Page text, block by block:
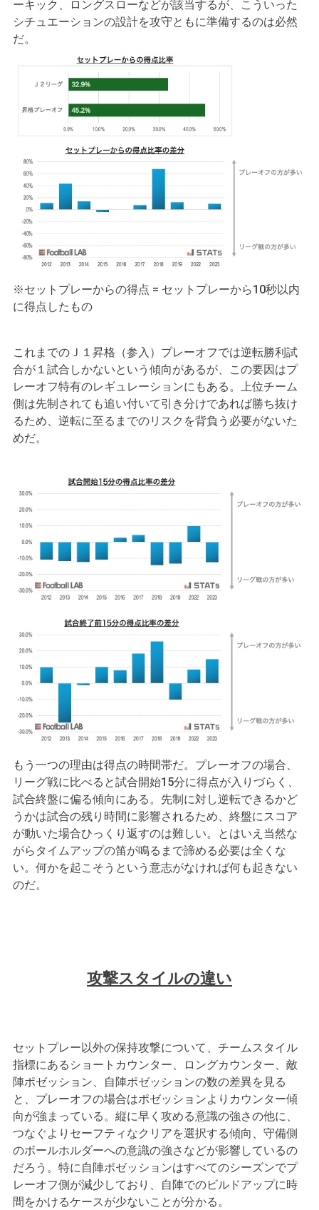
ーキック、ロングスローなどが該当するが、こういった
シチュエーションの設計を攻守ともに準備するのは必然
だ。
※セットプレーからの得点 = セットプレーから10秒以内
に得点したもの
これまでのＪ１昇格（参入）プレーオフでは逆転勝利試
合が１試合しかないという傾向があるが、この要因はプ
レーオフ特有のレギュレーションにもある。上位チーム
側は先制されても追い付いて引き分けであれば勝ち抜け
るため、逆転に至るまでのリスクを背負う必要がないた
めだ。
もう一つの理由は得点の時間帯だ。プレーオフの場合、
リーグ戦に比べると試合開始15分に得点が入りづらく、
試合終盤に偏る傾向にある。先制に対し逆転できるかど
うかは試合の残り時間に影響されるため、終盤にスコア
が動いた場合ひっくり返すのは難しい。とはいえ当然な
がらタイムアップの笛が鳴るまで諦める必要は全くな
い。何かを起こそうという意志がなければ何も起きない
のだ。
攻撃スタイルの違い
セットプレー以外の保持攻撃について、チームスタイル
指標にあるショートカウンター、ロングカウンター、敵
陣ポゼッション、自陣ポゼッションの数の差異を見る
と、プレーオフの場合はポゼッションよりカウンター傾
向が強まっている。縦に早く攻める意識の強さの他に、
つなぐよりセーフティなクリアを選択する傾向、守備側
のボールホルダーへの意識の強さなどが影響しているの
だろう。特に自陣ポゼッションはすべてのシーズンでプ
レーオフ側が減少しており、自陣でのビルドアップに時
間をかけるケースが少ないことが分かる。